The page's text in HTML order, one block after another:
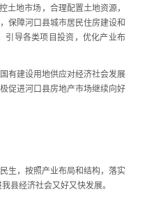
地市场，合理配置土地资源，
保障河口县城市居民住房建设和
引导各类项目投资，优化产业布
有建设用地供应对经济社会发展
促进河口县房地产市场继续向好
生，按照产业布局和结构，落实
县经济社会又好又快发展。